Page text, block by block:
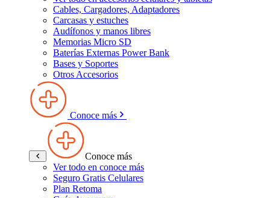
Cables, Cargadores, Adaptadores
Carcasas y estuches
Audífonos y manos libres
Memorias Micro SD
Baterías Externas Power Bank
Bases y Soportes
Otros Accesorios
Conoce más
Conoce más
Ver todo en conoce más
Seguro Gratis Celulares
Plan Retoma